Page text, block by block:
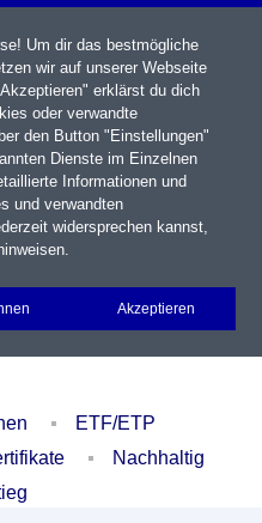
Portfolio Login
ETF/ETP
Nachhaltig
Um dir das bestmögliche
wir auf unserer Webseite
erklärst du dich
oder verwandte
den Button "Einstellungen"
Dienste im Einzelnen
Informationen und
und verwandten
widersprechen kannst,
.
Akzeptieren